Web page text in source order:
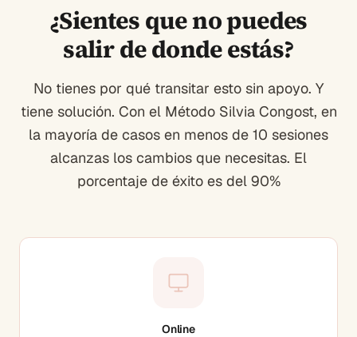
¿Sientes que no puedes
salir de donde estás?
No tienes por qué transitar esto sin apoyo. Y
tiene solución. Con el Método Silvia Congost, en
la mayoría de casos en menos de 10 sesiones
alcanzas los cambios que necesitas. El
porcentaje de éxito es del 90%
Online